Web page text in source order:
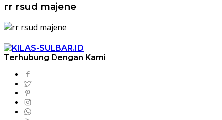
rr rsud majene
Terhubung Dengan Kami